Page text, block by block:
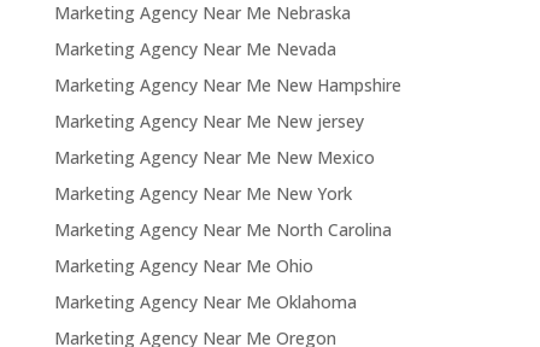
Marketing Agency Near Me Nebraska
Marketing Agency Near Me Nevada
Marketing Agency Near Me New Hampshire
Marketing Agency Near Me New jersey
Marketing Agency Near Me New Mexico
Marketing Agency Near Me New York
Marketing Agency Near Me North Carolina
Marketing Agency Near Me Ohio
Marketing Agency Near Me Oklahoma
Marketing Agency Near Me Oregon